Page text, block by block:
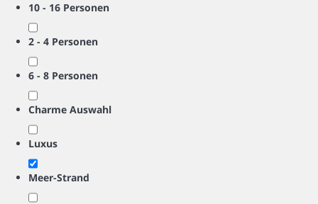
10 - 16 Personen
2 - 4 Personen
6 - 8 Personen
Charme Auswahl
Luxus
Meer-Strand